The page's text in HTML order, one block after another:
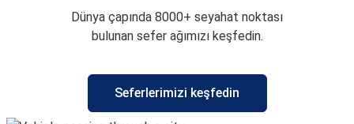
Dünya çapında 8000+ seyahat noktası
bulunan sefer ağımızı keşfedin.
Seferlerimizi keşfedin